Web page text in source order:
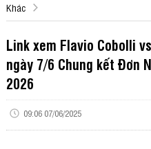
Khác
Link xem Flavio Cobolli
ngày 7/6 Chung kết Đơn
2026
09:06 07/06/2025